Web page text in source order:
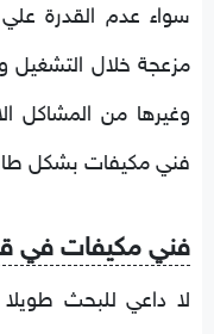
سواء عدم القدرة
مزعجة خلال التشغيل
وغيرها من المشاكل
فني مكيفات بشكل
فني مكيفات في
لا داعي للبحث